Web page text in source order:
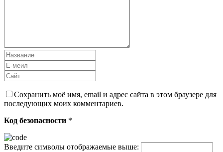
Сохранить моё имя, email и адрес сайта в этом браузере для
последующих моих комментариев.
Код безопасности *
Введите символы отображаемые выше: